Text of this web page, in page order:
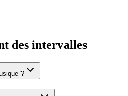
des intervalles
?